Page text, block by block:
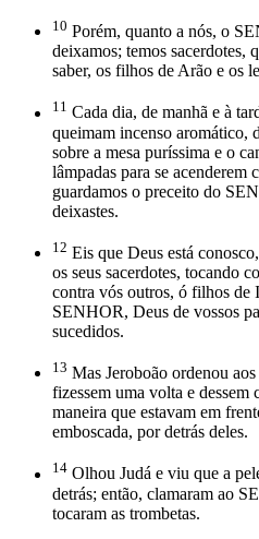
10 Porém, quanto a nós, o
deixamos; temos sacerdotes,
saber, os filhos de Arão e os
11 Cada dia, de manhã e à
queimam incenso aromático,
sobre a mesa puríssima e o
lâmpadas para se acenderem
guardamos o preceito do
deixastes.
12 Eis que Deus está
os seus sacerdotes, tocando
contra vós outros, ó filhos de
SENHOR, Deus de vossos
sucedidos.
13 Mas Jeroboão ordenou
fizessem uma volta e dessem
maneira que estavam em
emboscada, por detrás deles.
14 Olhou Judá e viu que a
detrás; então, clamaram ao
tocaram as trombetas.